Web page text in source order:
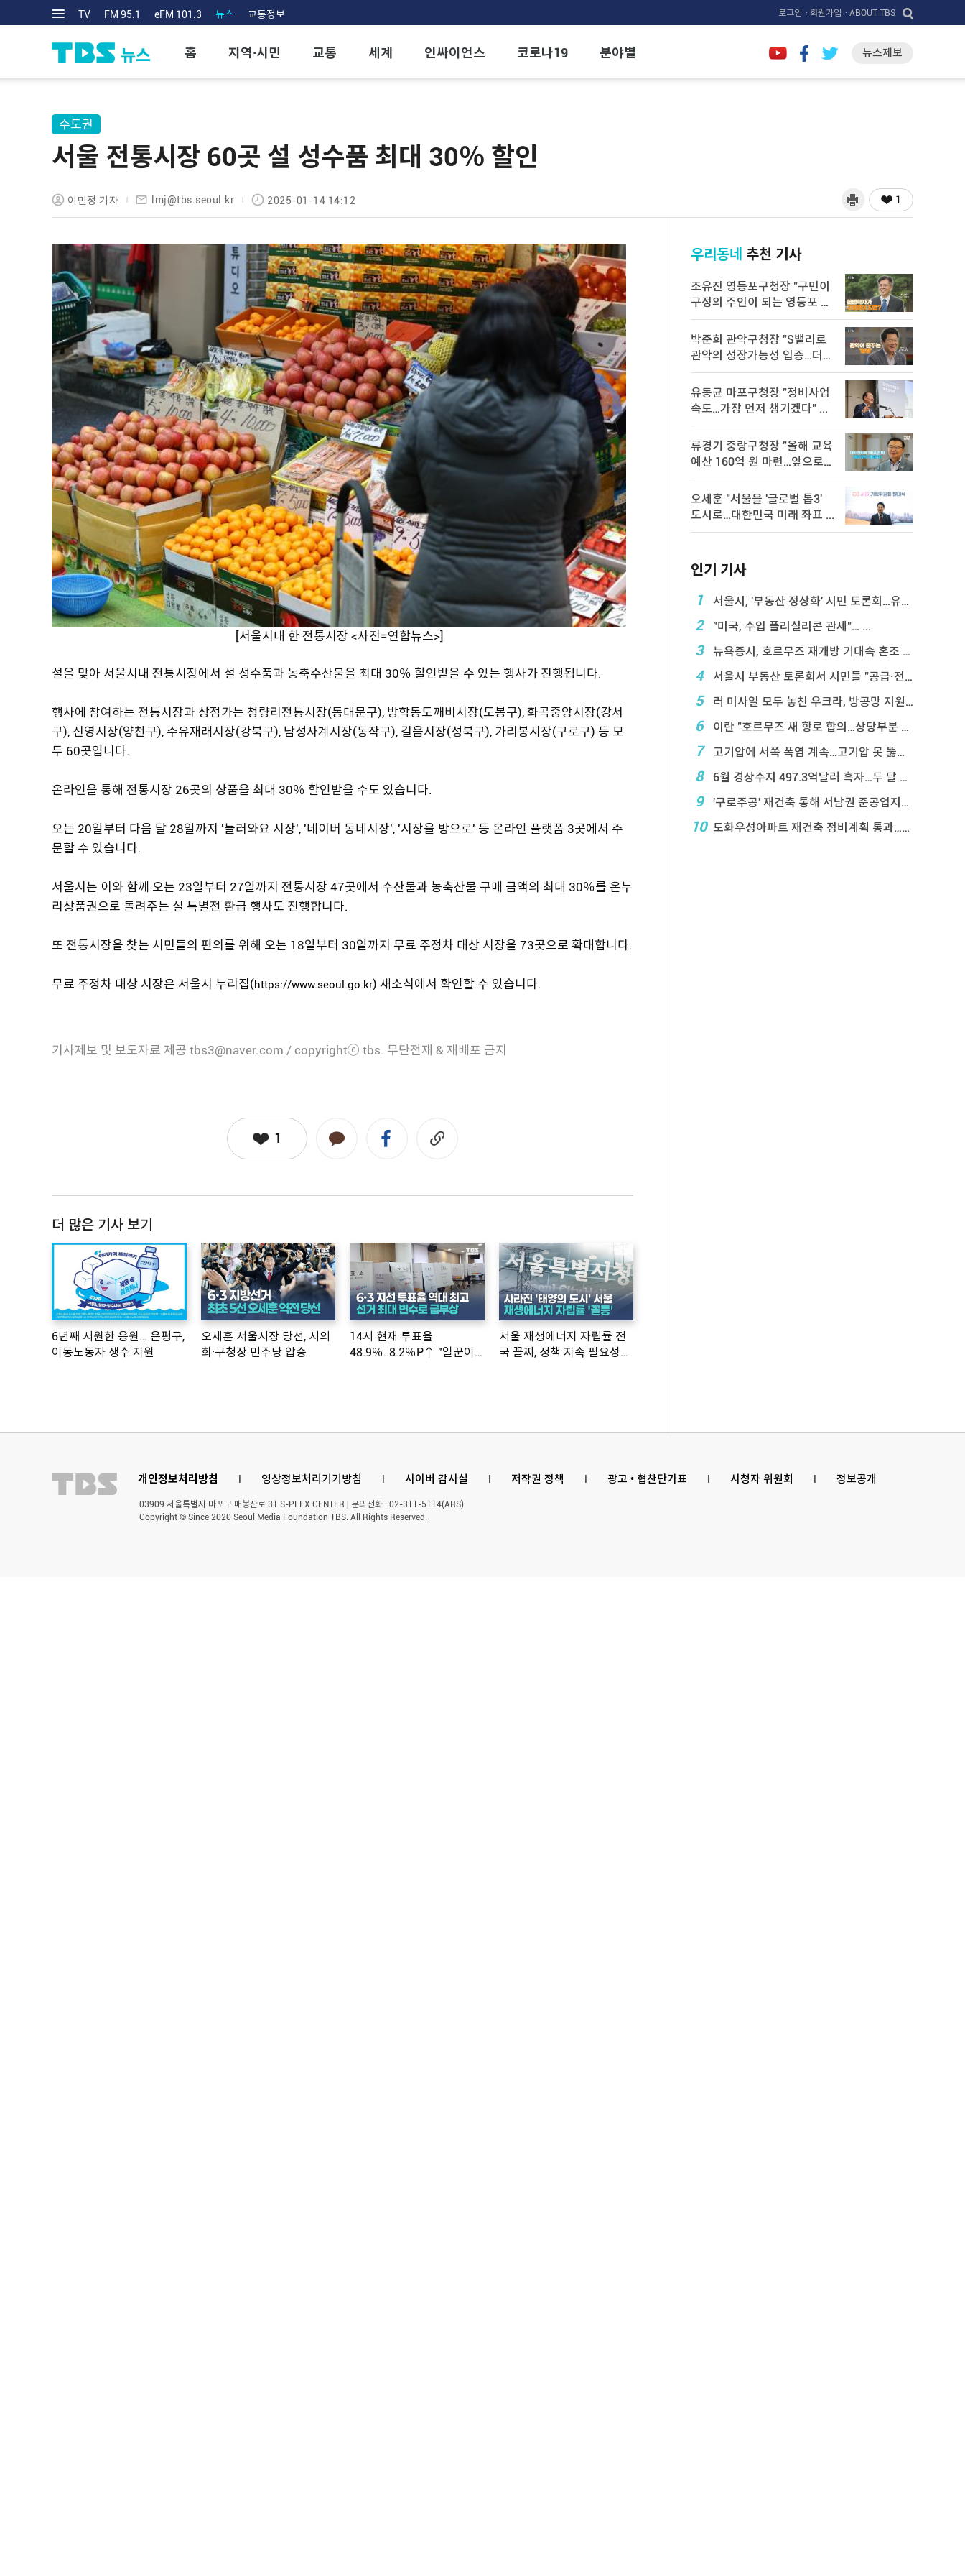
TV FM 95.1 eFM 101.3 뉴스 교통정보 로그인 · 회원가입 · ABOUT TBS
홈 지역·시민 교통 세계 인싸이언스 코로나19 분야별 뉴스제보
수도권
서울 전통시장 60곳 설 성수품 최대 30％ 할인
이민정 기자 lmj@tbs.seoul.kr 2025-01-14 14:12 1
[서울시내 한 전통시장 <사진=연합뉴스>]
설을 맞아 서울시내 전통시장에서 설 성수품과 농축수산물을 최대 30％ 할인받을 수 있는 행사가 진행됩니다.
행사에 참여하는 전통시장과 상점가는 청량리전통시장(동대문구), 방학동도깨비시장(도봉구), 화곡중앙시장(강서
구), 신영시장(양천구), 수유재래시장(강북구), 남성사계시장(동작구), 길음시장(성북구), 가리봉시장(구로구) 등 모
두 60곳입니다.
온라인을 통해 전통시장 26곳의 상품을 최대 30％ 할인받을 수도 있습니다.
오는 20일부터 다음 달 28일까지 '놀러와요 시장', '네이버 동네시장', '시장을 방으로' 등 온라인 플랫폼 3곳에서 주
문할 수 있습니다.
서울시는 이와 함께 오는 23일부터 27일까지 전통시장 47곳에서 수산물과 농축산물 구매 금액의 최대 30％를 온누
리상품권으로 돌려주는 설 특별전 환급 행사도 진행합니다.
또 전통시장을 찾는 시민들의 편의를 위해 오는 18일부터 30일까지 무료 주정차 대상 시장을 73곳으로 확대합니다.
무료 주정차 대상 시장은 서울시 누리집(https://www.seoul.go.kr) 새소식에서 확인할 수 있습니다.
기사제보 및 보도자료 제공 tbs3@naver.com / copyrightⓒ tbs. 무단전재 & 재배포 금지
1
더 많은 기사 보기
6년째 시원한 응원… 은평구,
이동노동자 생수 지원
오세훈 서울시장 당선, 시의
회·구청장 민주당 압승
14시 현재 투표율
48.9％..8.2％P↑ "일꾼이
서울 재생에너지 자립률 전
국 꼴찌, 정책 지속 필요성
우리동네 추천 기사
조유진 영등포구청장 "구민이
구정의 주인이 되는 영등포 만
들 ...
박준희 관악구청장 "S밸리로
관악의 성장가능성 입증…더욱
속 ...
유동균 마포구청장 "정비사업
속도…가장 먼저 챙기겠다" ...
류경기 중랑구청장 "올해 교육
예산 160억 원 마련…앞으로도
...
오세훈 "서울을 '글로벌 톱3'
도시로…대한민국 미래 좌표 ...
인기 기사
1
서울시, '부동산 정상화' 시민 토론회…유튜브 생중계
2 "미국, 수입 폴리실리콘 관세"… ...
3 뉴욕증시, 호르무즈 재개방 기대속 혼조 마감…나스닥 ...
4 서울시 부동산 토론회서 시민들 "공급·전월 ...
5 러 미사일 모두 놓친 우크라, 방공망 지원 호소
6 이란 "호르무즈 새 항로 합의…상당부분 이 ...
7 고기압에 서쪽 폭염 계속…고기압 못 뚫은 태풍은 상 ...
8 6월 경상수지 497.3억달러 흑자…두 달 연속 역 ...
9 '구로주공' 재건축 통해 서남권 준공업지에 3,28 ...
10 도화우성아파트 재건축 정비계획 통과…1,612세대 ...
개인정보처리방침 l 영상정보처리기기방침 l 사이버 감사실 l 저작권 정책 l 광고 • 협찬단가표 l 시청자 위원회 l 정보공개
03909 서울특별시 마포구 매봉산로 31 S-PLEX CENTER | 문의전화 : 02-311-5114(ARS)
Copyright © Since 2020 Seoul Media Foundation TBS. All Rights Reserved.